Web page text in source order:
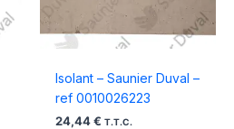
Isolant – Saunier Duval –
ref 0010026223
24,44 € T.T.C.